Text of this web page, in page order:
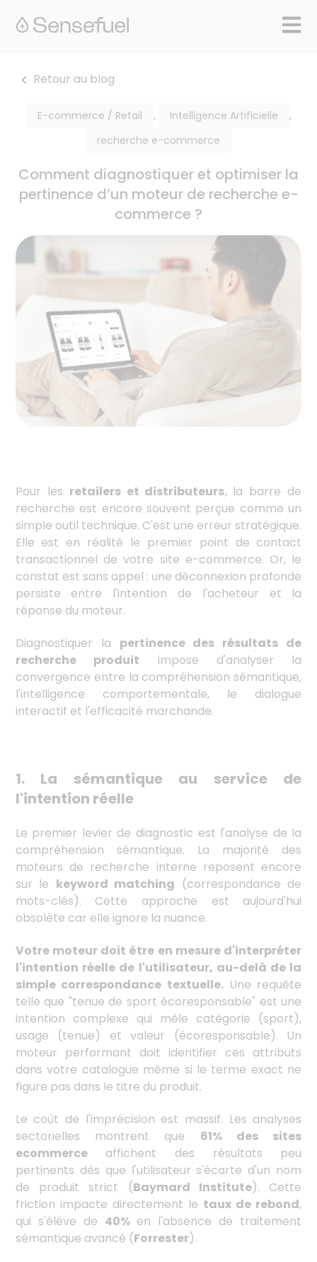
Retour au blog
E-commerce / Retail , Intelligence Artificielle ,
recherche e-commerce
Comment diagnostiquer et optimiser la
pertinence d’un moteur de recherche e-
commerce ?
Pour les retailers et distributeurs, la barre de
recherche est encore souvent perçue comme un
simple outil technique. C'est une erreur stratégique.
Elle est en réalité le premier point de contact
transactionnel de votre site e-commerce. Or, le
constat est sans appel : une déconnexion profonde
persiste entre l'intention de l'acheteur et la
réponse du moteur.
Diagnostiquer la pertinence des résultats de
recherche produit impose d'analyser la
convergence entre la compréhension sémantique,
l'intelligence comportementale, le dialogue
interactif et l'efficacité marchande.
1. La sémantique au service de
l'intention réelle
Le premier levier de diagnostic est l'analyse de la
compréhension sémantique. La majorité des
moteurs de recherche interne reposent encore
sur le keyword matching (correspondance de
mots-clés). Cette approche est aujourd'hui
obsolète car elle ignore la nuance.
Votre moteur doit être en mesure d'interpréter
l'intention réelle de l'utilisateur, au-delà de la
simple correspondance textuelle.Une requête
telle que "tenue de sport écoresponsable" est une
intention complexe qui mêle catégorie (sport),
usage (tenue) et valeur (écoresponsable). Un
moteur performant doit identifier ces attributs
dans votre catalogue même si le terme exact ne
figure pas dans le titre du produit.
Le coût de l'imprécision est massif. Les analyses
sectorielles montrent que 61% des sites
ecommerceaffichent des résultats peu
pertinents dès que l'utilisateur s'écarte d'un nom
de produit strict (Baymard Institute). Cette
friction impacte directement le taux de rebond,
qui s'élève de 40%en l'absence de traitement
sémantique avancé (Forrester).